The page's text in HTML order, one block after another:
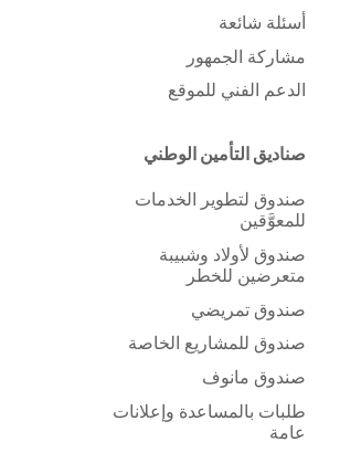
أسئلة شائعة
مشاركة الجمهور
الدعم الفني للموقع
صناديق التأمين الوطني
صندوق لتطوير الخدمات
للمعوَّقين
صندوق لأولاد وشبيبة
متعرضين للخطر
صندوق تمريضي
صندوق للمشاريع الخاصة
صندوق مانوف
طلبات بالمساعدة وإعلانات
عامة